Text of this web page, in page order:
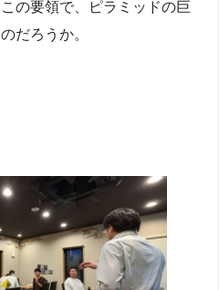
の要領で、ピラミッドの巨
だろうか。